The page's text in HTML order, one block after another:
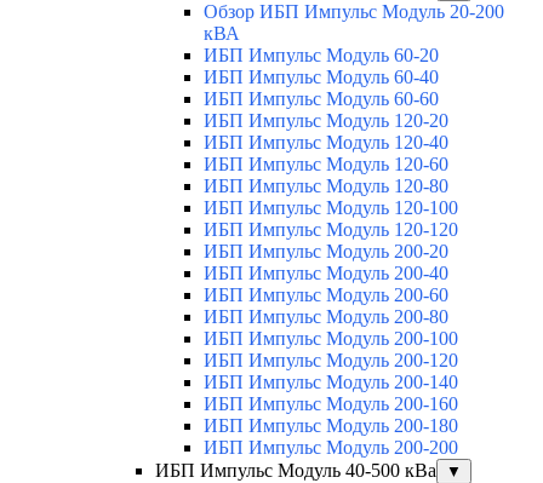
Обзор ИБП Импульс Модуль 20-200
кВА
ИБП Импульс Модуль 60-20
ИБП Импульс Модуль 60-40
ИБП Импульс Модуль 60-60
ИБП Импульс Модуль 120-20
ИБП Импульс Модуль 120-40
ИБП Импульс Модуль 120-60
ИБП Импульс Модуль 120-80
ИБП Импульс Модуль 120-100
ИБП Импульс Модуль 120-120
ИБП Импульс Модуль 200-20
ИБП Импульс Модуль 200-40
ИБП Импульс Модуль 200-60
ИБП Импульс Модуль 200-80
ИБП Импульс Модуль 200-100
ИБП Импульс Модуль 200-120
ИБП Импульс Модуль 200-140
ИБП Импульс Модуль 200-160
ИБП Импульс Модуль 200-180
ИБП Импульс Модуль 200-200
ИБП Импульс Модуль 40-500 кВа
▼